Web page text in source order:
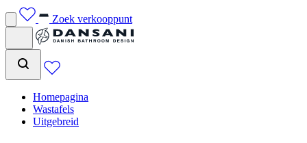
Zoek verkooppunt
Homepagina
Wastafels
Uitgebreid